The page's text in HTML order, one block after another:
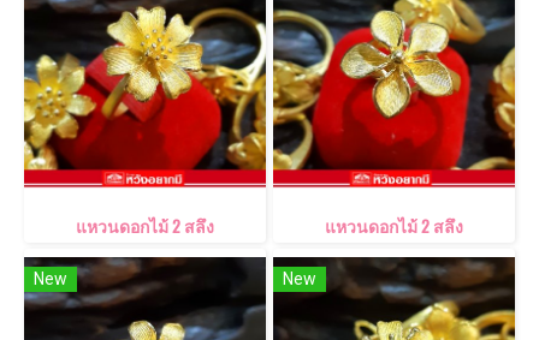
แหวนดอกไม้ 2 สลึง แหวนดอกไม้ 2 สลึง
New New